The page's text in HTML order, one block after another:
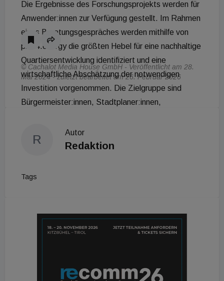
Die Ergebnisse des Forschungsprojekts werden für
Anwender:innen zur Verfügung gestellt. Im Rahmen
eines Beratungsgespräches werden mithilfe von
plan4.energy die größten Hebel für eine nachhaltige
Quartiersentwicklung identifiziert und eine
wirtschaftliche Abschätzung der notwendigen
Investition vorgenommen. Die Zielgruppe sind
Bürgermeister:innen, Stadtplaner:innen,
Architekt:innen, Betreiber:innen von Gewerbeparks,
Gebäudeverwaltungen und Wohnbauträger.
sollten bald kommen https://www.plan4.energy/
Unter der Leitung des AIT Austrian Institute of
Kompass, Fronius International, Rabmer
© Cachalot Media House GmbH - Veröffentlicht am 28.
Mai 2024 - zuletzt bearbeitet am 26. Februar 2026
R
Autor
Redaktion
Tags